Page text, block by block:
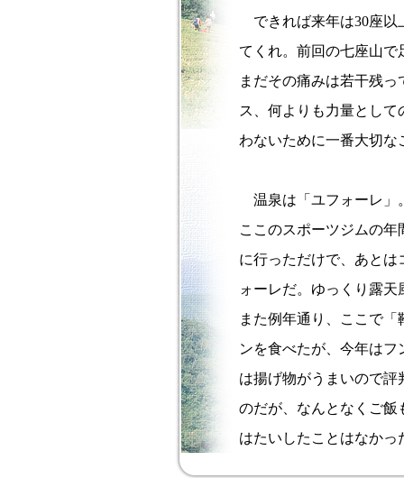
できれば来年は30座以
てくれ。前回の七座山で
まだその痛みは若干残
ス、何よりも力量とし
わないために一番大切な
温泉は「ユフォーレ」
ここのスポーツジムの
に行っただけで、あと
ォーレだ。ゆっくり露
また例年通り、ここで
ンを食べたが、今年は
は揚げ物がうまいので
のだが、なんとなくご飯
はたいしたことはなか